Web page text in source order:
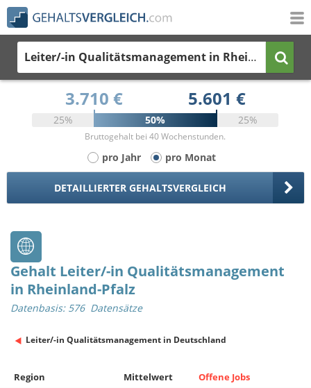
Leiter/-in Qualitätsmanagement in Rheinland-Pfalz
3.710 € 5.601 €
25% 50% 25%
Bruttogehalt bei 40 Wochenstunden.
pro Jahr pro Monat
DETAILLIERTER GEHALTSVERGLEICH
Gehalt Leiter/-in Qualitätsmanagement
in Rheinland-Pfalz
Datenbasis: 576 Datensätze
Leiter/-in Qualitätsmanagement in Deutschland
Region Mittelwert Offene Jobs